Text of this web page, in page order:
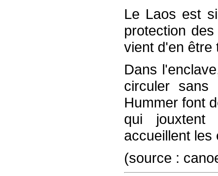
Le Laos est
protection
vient d'en être
Dans
circuler sans
Hummer font
qui jouxtent
accueillent les
(source :